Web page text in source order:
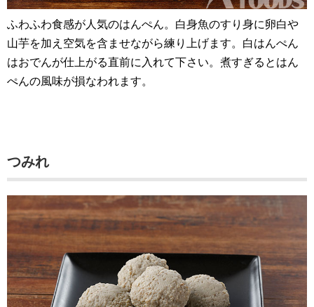
ふわふわ食感が人気のはんぺん。白身魚のすり身に卵白や
山芋を加え空気を含ませながら練り上げます。白はんぺん
はおでんが仕上がる直前に入れて下さい。煮すぎるとはん
ぺんの風味が損なわれます。
つみれ